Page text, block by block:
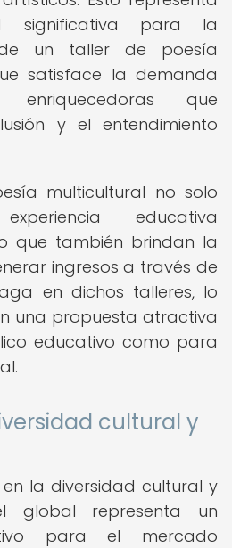
significativa para la
de un taller de poesía
satisface la demanda
que
y el entendimiento
multicultural no solo
educativa
que también brindan la
ingresos a través de
en dichos talleres, lo
una propuesta atractiva
educativo como para
cultural y
en la diversidad cultural y
global representa un
para el mercado